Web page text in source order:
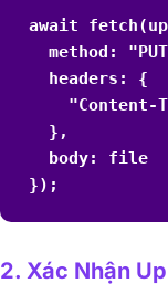
await
method:
  headers: {
"Content-
  },
  body: file
});
2. Xác Nhận